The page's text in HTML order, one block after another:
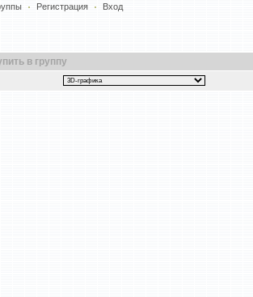
Регистрация Вход
в группу